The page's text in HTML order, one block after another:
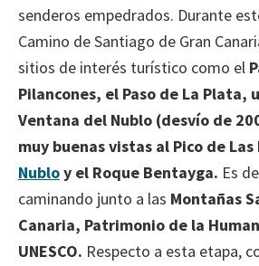
senderos empedrados. Durante
Camino de Santiago de Gran
sitios de interés turístico como el
Pilancones, el Paso de La Plata,
Ventana del Nublo (desvío de
muy buenas vistas al Pico de
Nubloy el Roque Bentayga. Es
caminando junto a las Montañas
Canaria, Patrimonio de la
UNESCO. Respecto a esta etapa,